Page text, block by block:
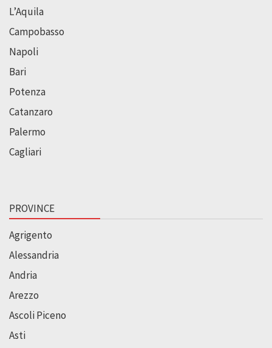
L’Aquila
Campobasso
Napoli
Bari
Potenza
Catanzaro
Palermo
Cagliari
PROVINCE
Agrigento
Alessandria
Andria
Arezzo
Ascoli Piceno
Asti